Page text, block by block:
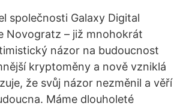
společnosti Galaxy Digital
Novogratz – již mnohokrát
názor na budoucnost
kryptoměny a nově vzniklá
že svůj názor nezměnil a věří
Máme dlouholeté